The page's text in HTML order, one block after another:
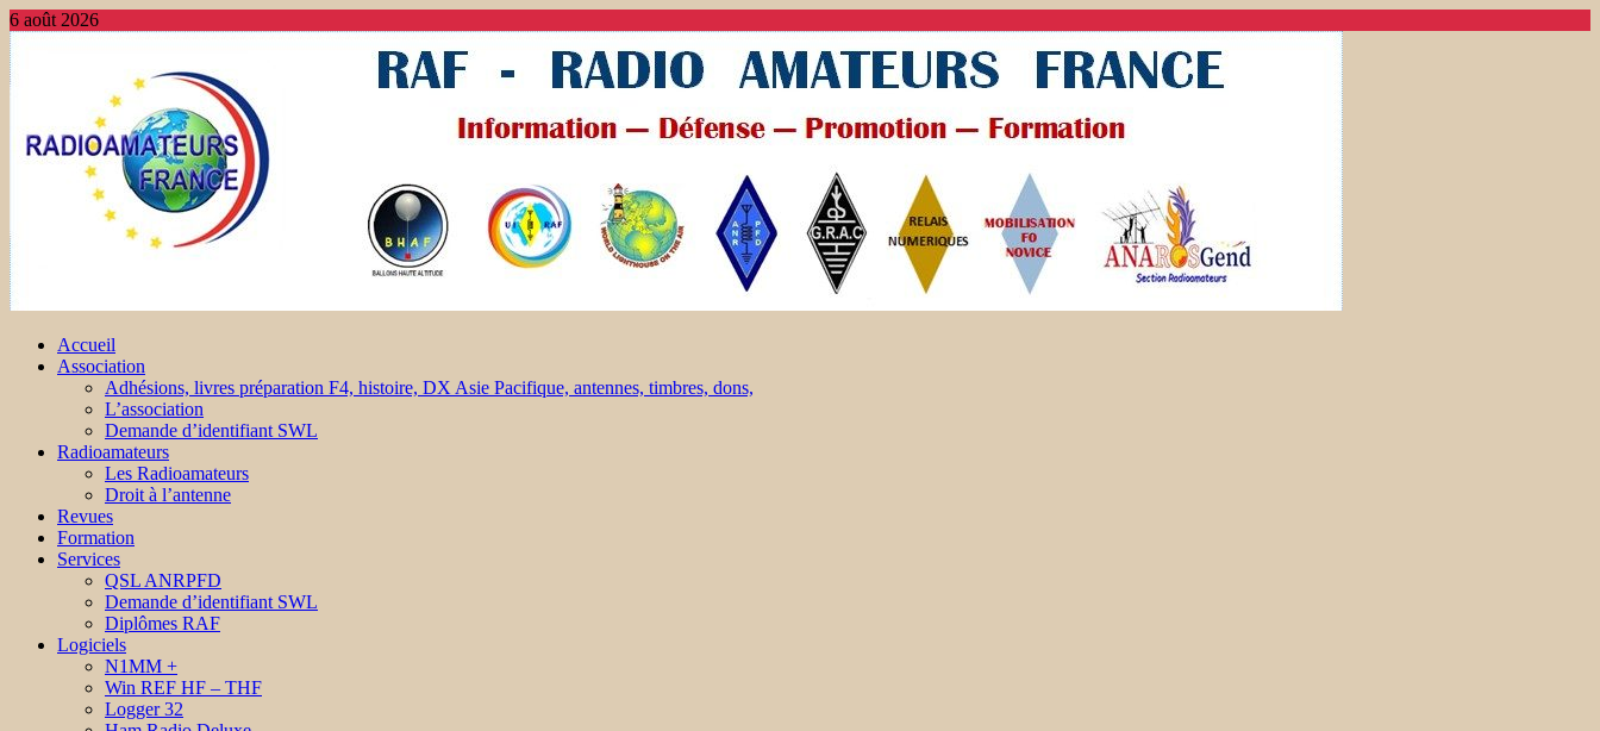
6 août 2026
Accueil
Association
Adhésions, livres préparation F4, histoire, DX Asie Pacifique, antennes, timbres, dons,
L’association
Demande d’identifiant SWL
Radioamateurs
Les Radioamateurs
Droit à l’antenne
Revues
Formation
Services
QSL ANRPFD
Demande d’identifiant SWL
Diplômes RAF
Logiciels
N1MM +
Win REF HF – THF
Logger 32